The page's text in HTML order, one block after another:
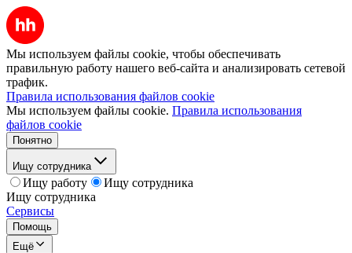
Мы используем файлы cookie, чтобы обеспечивать
правильную работу нашего веб-сайта и анализировать сетевой
трафик.
Правила использования файлов cookie
Мы используем файлы cookie. Правила использования
файлов cookie
Понятно
Ищу сотрудника
Ищу работу
Ищу сотрудника
Ищу сотрудника
Сервисы
Помощь
Ещё